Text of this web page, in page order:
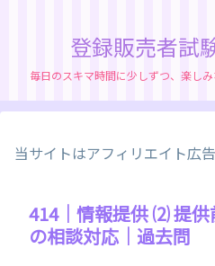
登録販売者試
毎日のスキマ時間に少しずつ、楽しみ
当サイトはアフィリエイト広
414｜情報提供 ⑵ 提
の相談対応｜過去問